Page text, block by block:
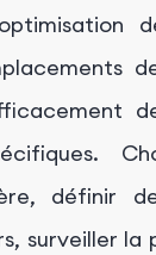
définir
surveiller la